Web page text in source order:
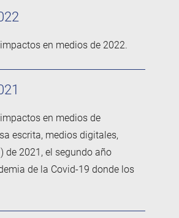
en medios de 2022.
en medios de
escrita, medios digitales,
de 2021, el segundo año
de la Covid-19 donde los